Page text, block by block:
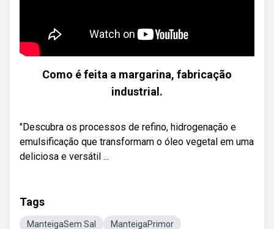
Como é feita a margarina, fabricação
industrial.
"Descubra os processos de refino, hidrogenação e
emulsificação que transformam o óleo vegetal em uma
deliciosa e versátil ...
Tags
ManteigaSem Sal ManteigaPrimor